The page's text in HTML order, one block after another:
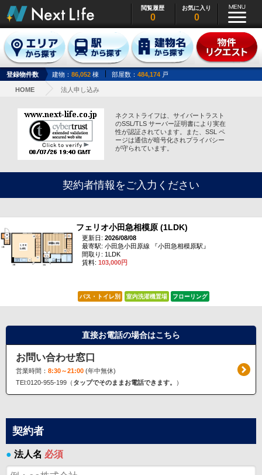
閲覧履歴
0
お気に入り
0
登録物件数 建物： 86,052 棟 部屋数： 484,174 戸
HOME 法人申し込み
ネクストライフは、サイバートラスト
のSSL/TLS サーバー証明書により実在
性が認証されています。また、SSL ペ
ージは通信が暗号化されプライバシー
が守られています。
契約者情報をご入力ください
フェリオ小田急相模原 (1LDK)
更新日: 2026/08/08
最寄駅: 小田急小田原線 『小田急相模原駅』
間取り: 1LDK
賃料: 103,000円
バス・トイレ別 室内洗濯機置場 フローリング
直接お電話の場合はこちら
お問い合わせ窓口
営業時間： 8:30～21:00(年中無休)
TEl:0120-955-199（ タップでそのままお電話できます。 ）
契約者
● 法人名 必須